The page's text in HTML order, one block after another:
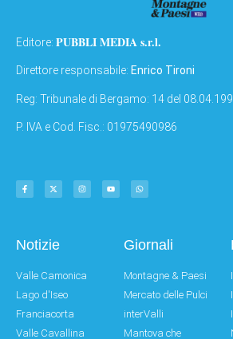
Editore: PUBBLI MEDIA s.r.l.
Direttore responsabile: Enrico Tironi
Reg: Tribunale di Bergamo: 14 del
P. IVA e Cod. Fisc.: 01975490986
Notizie
Valle Camonica
Lago d'Iseo
Franciacorta
Valle Cavallina
Giornali
Montagne & Paesi
Mercato delle Pulci
interValli
Mantova che